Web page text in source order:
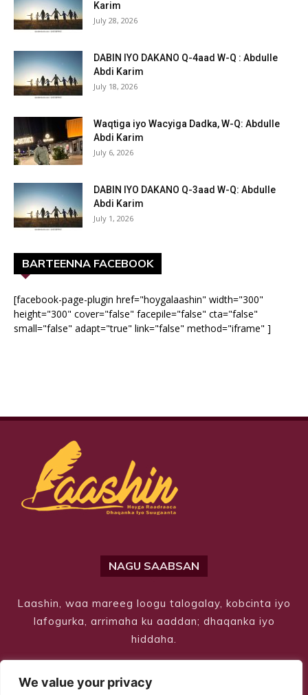
We value your privacy
Karim
July 28, 2026
DABIN IYO DAKANO Q-4aad W-Q : Abdulle
Abdi Karim
July 18, 2026
Waqtiga iyo Wacyiga Dadka, W-Q: Abdulle
Abdi Karim
July 6, 2026
DABIN IYO DAKANO Q-3aad W-Q: Abdulle
Abdi Karim
July 1, 2026
BARTEENNA FACEBOOK
[facebook-page-plugin href="hoygalaashin" width="300"
height="300" cover="false" facepile="false" cta="false"
small="false" adapt="true" link="false" method="iframe" ]
NAGU SAABSAN
Laashin, waa mareeg loogu talogalay, kobcinta iyo
lafogurka, arrimaha ku aaddan; dhaqanka iyo
hiddaha.